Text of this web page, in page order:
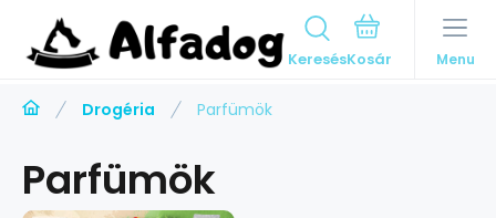
Keresés Menu
Drogéria Parfümök
Parfümök